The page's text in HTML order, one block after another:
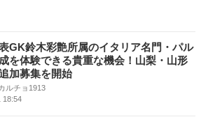
GK鈴木彩艶所属のイタリア名門・パル
を体験できる貴重な機会！山梨・山形
加募集を開始
ルチョ1913
18:54